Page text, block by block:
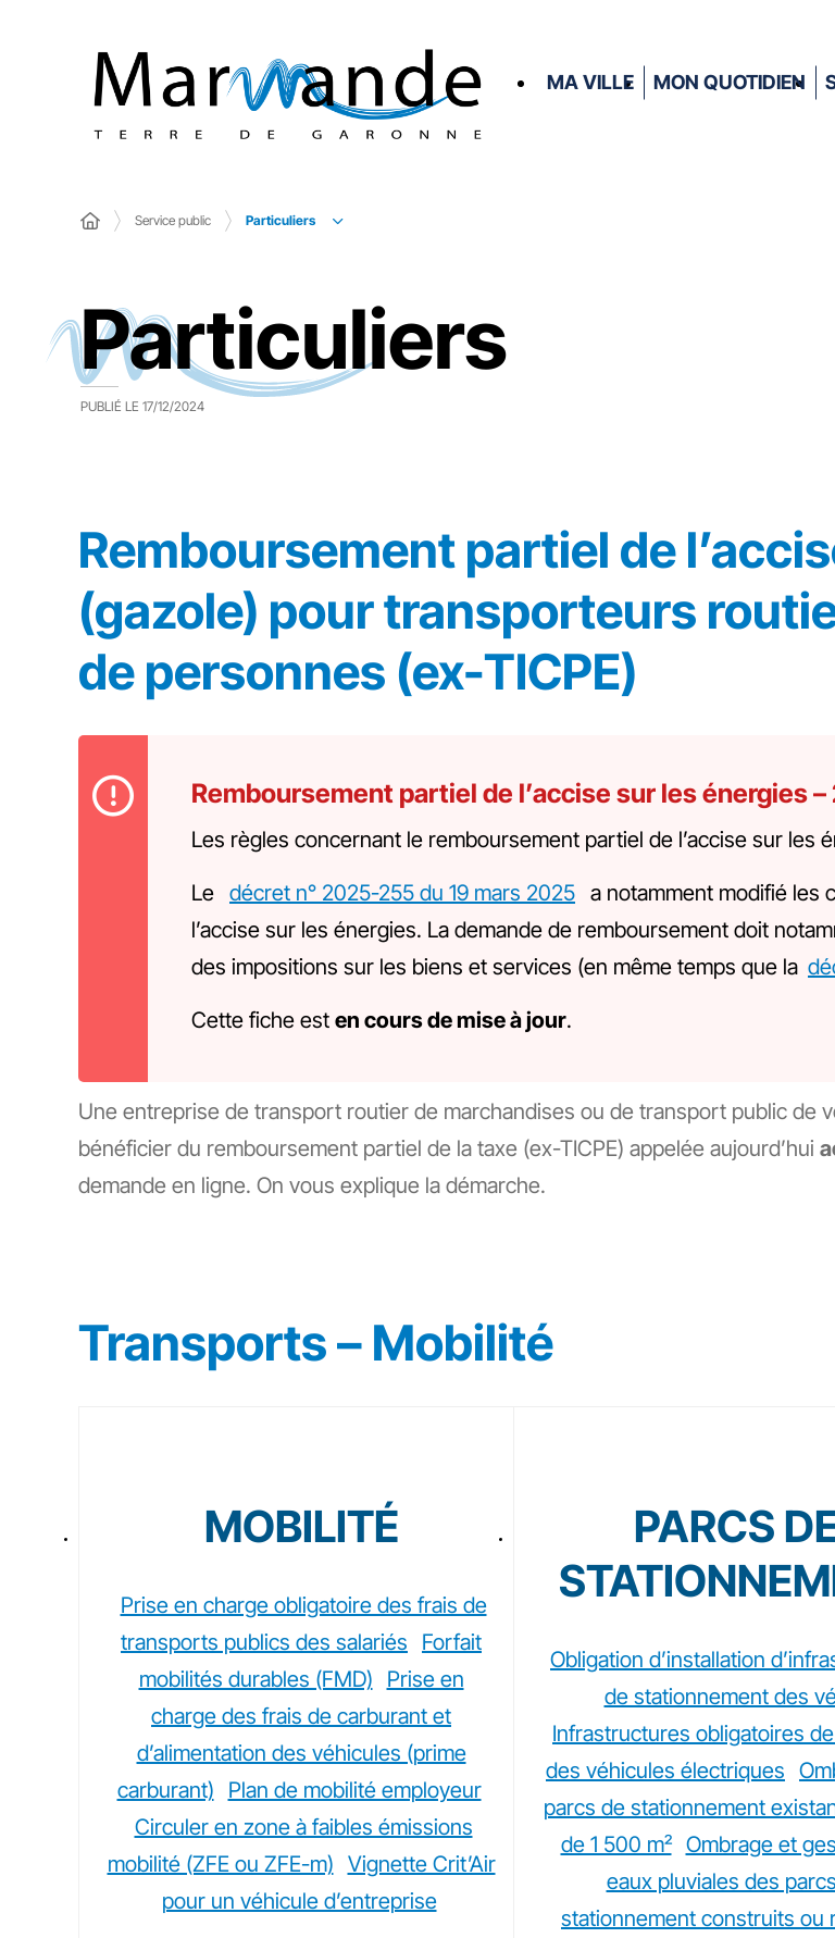
MA VILLE MON QUOTIDIEN
Service public Particuliers
Particuliers
PUBLIÉ LE 17/12/2024
Remboursement partiel de
(gazole) pour transporteurs
de personnes (ex-TICPE)
Remboursement partiel de l’accise sur les énergies
Les règles concernant le remboursement partiel de l’accise sur les
Le décret n° 2025-255 du 19 mars 2025 a notamment modifié les
l’accise sur les énergies. La demande de remboursement doit
des impositions sur les biens et services (en même temps que la
Cette fiche est en cours de mise à jour.
Une entreprise de transport routier de marchandises ou de transport public de
bénéficier du remboursement partiel de la taxe (ex-TICPE) appelée aujourd’hui
demande en ligne. On vous explique la démarche.
Transports – Mobilité
MOBILITÉ
Prise en charge obligatoire des frais de
transports publics des salariés
Forfait
mobilités durables (FMD)
Prise en
charge des frais de carburant et
d’alimentation des véhicules (prime
carburant)
Plan de mobilité employeur
Circuler en zone à faibles émissions
mobilité (ZFE ou ZFE-m) Vignette Crit’Air
pour un véhicule d’entreprise
PARCS
Obligation d’installation
de stationnement des
Infrastructures obligatoires
des véhicules électriques
parcs de stationnement
de 1 500 m² Ombrage et
eaux pluviales des
stationnement construits ou